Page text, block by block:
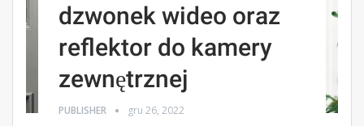
dzwonek wideo oraz
reflektor do kamery
zewnętrznej
PUBLISHER gru 26, 2022